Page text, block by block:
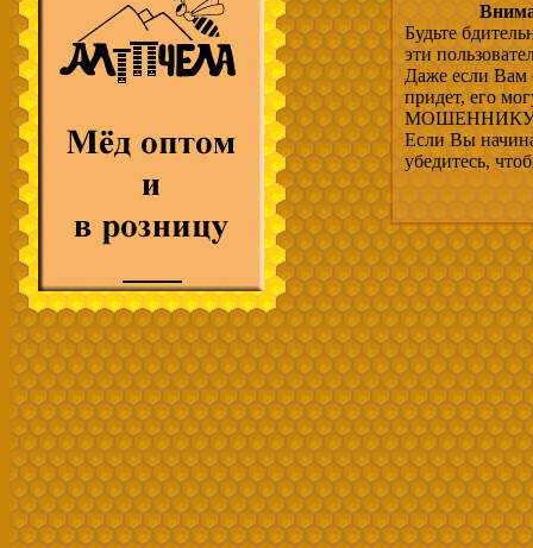
Будьте
эти
Даже если Вам
придет, его
МОШЕННИКУ,
Если Вы
убедитесь,